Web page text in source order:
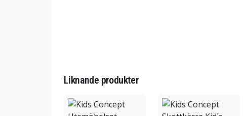
Liknande produkter